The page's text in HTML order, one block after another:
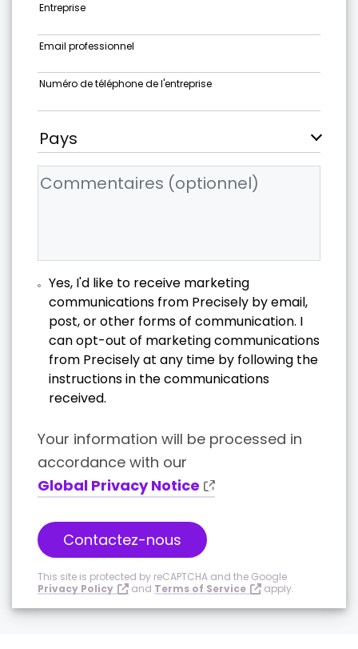
Entreprise
Email professionnel
Numéro de téléphone de l'entreprise
Yes, I'd like to receive marketing
communications from Precisely by email,
post, or other forms of communication. I
can opt-out of marketing communications
from Precisely at any time by following the
instructions in the communications
received.
Your information will be processed in
accordance with our
Global Privacy Notice
Contactez-nous
This site is protected by reCAPTCHA and the Google
Privacy Policy
and Terms of Service apply.